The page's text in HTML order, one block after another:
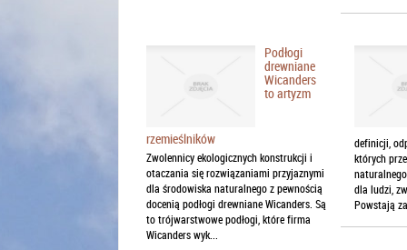
Podłogi
drewniane
Wicanders
to artyzm
rzemieślników
Zwolennicy ekologicznych konstrukcji i
otaczania się rozwiązaniami przyjaznymi
dla środowiska naturalnego z pewnością
docenią podłogi drewniane Wicanders. Są
to trójwarstwowe podłogi, które firma
Wicanders wyk...
definicji,
których
dla ludzi,
Powstają